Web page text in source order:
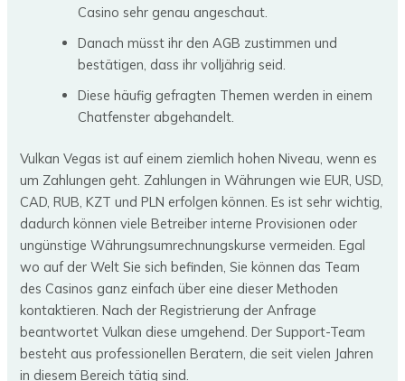
Casino sehr genau angeschaut.
Danach müsst ihr den AGB zustimmen und
bestätigen, dass ihr volljährig seid.
Diese häufig gefragten Themen werden in einem
Chatfenster abgehandelt.
Vulkan Vegas ist auf einem ziemlich hohen Niveau, wenn es
um Zahlungen geht. Zahlungen in Währungen wie EUR, USD,
CAD, RUB, KZT und PLN erfolgen können. Es ist sehr wichtig,
dadurch können viele Betreiber interne Provisionen oder
ungünstige Währungsumrechnungskurse vermeiden. Egal
wo auf der Welt Sie sich befinden, Sie können das Team
des Casinos ganz einfach über eine dieser Methoden
kontaktieren. Nach der Registrierung der Anfrage
beantwortet Vulkan diese umgehend. Der Support-Team
besteht aus professionellen Beratern, die seit vielen Jahren
in diesem Bereich tätig sind.